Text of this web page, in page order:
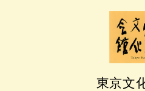
東京文